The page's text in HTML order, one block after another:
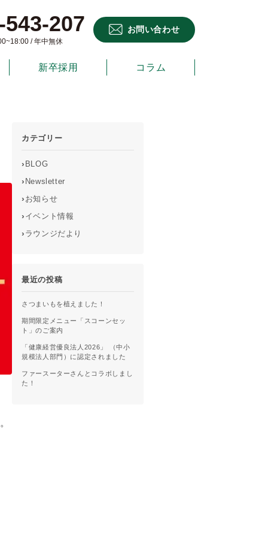
543-207
/ 年中無休
お問い合わせ
新卒採用 コラム
カテゴリー
› BLOG
› Newsletter
› お知らせ
› イベント情報
› ラウンジだより
最近の投稿
さつまいもを植えました！
期間限定メニュー「スコーンセッ
ト」のご案内
「健康経営優良法人2026」 （中小
規模法人部門）に認定されました
ファースーターさんとコラボしまし
た！